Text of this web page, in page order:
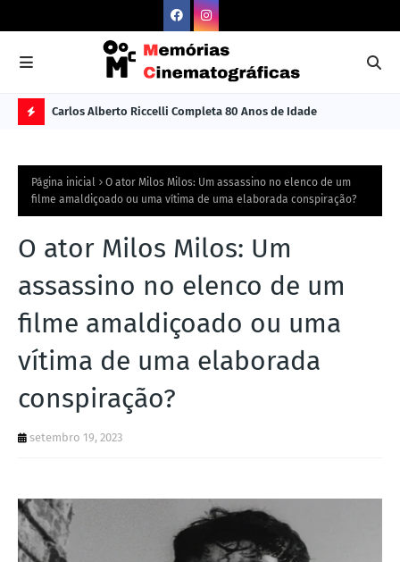
L
TI
M
A
TÍ
I
A
Carlos Alberto Riccelli Completa 80 Anos de Idade
Página inicial
O ator Milos Milos: Um assassino no elenco de um
filme amaldiçoado ou uma vítima de uma elaborada conspiração?
O ator Milos Milos: Um
assassino no elenco de um
filme amaldiçoado ou uma
vítima de uma elaborada
conspiração?
setembro 19, 2023